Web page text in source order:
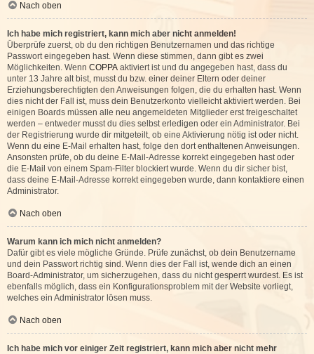
Nach oben
Ich habe mich registriert, kann mich aber nicht anmelden!
Überprüfe zuerst, ob du den richtigen Benutzernamen und das richtige
Passwort eingegeben hast. Wenn diese stimmen, dann gibt es zwei
Möglichkeiten. Wenn COPPA aktiviert ist und du angegeben hast, dass du
unter 13 Jahre alt bist, musst du bzw. einer deiner Eltern oder deiner
Erziehungsberechtigten den Anweisungen folgen, die du erhalten hast. Wenn
dies nicht der Fall ist, muss dein Benutzerkonto vielleicht aktiviert werden. Bei
einigen Boards müssen alle neu angemeldeten Mitglieder erst freigeschaltet
werden – entweder musst du dies selbst erledigen oder ein Administrator. Bei
der Registrierung wurde dir mitgeteilt, ob eine Aktivierung nötig ist oder nicht.
Wenn du eine E-Mail erhalten hast, folge den dort enthaltenen Anweisungen.
Ansonsten prüfe, ob du deine E-Mail-Adresse korrekt eingegeben hast oder
die E-Mail von einem Spam-Filter blockiert wurde. Wenn du dir sicher bist,
dass deine E-Mail-Adresse korrekt eingegeben wurde, dann kontaktiere einen
Administrator.
Nach oben
Warum kann ich mich nicht anmelden?
Dafür gibt es viele mögliche Gründe. Prüfe zunächst, ob dein Benutzername
und dein Passwort richtig sind. Wenn dies der Fall ist, wende dich an einen
Board-Administrator, um sicherzugehen, dass du nicht gesperrt wurdest. Es ist
ebenfalls möglich, dass ein Konfigurationsproblem mit der Website vorliegt,
welches ein Administrator lösen muss.
Nach oben
Ich habe mich vor einiger Zeit registriert, kann mich aber nicht mehr